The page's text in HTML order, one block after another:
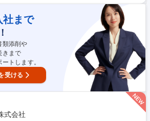
会社から紹介いただく商談を進めていきます。
く、お客様は本当に欲しいと思っているものを
●グループ会社との協業のため、メンテナンス
業務内容変更の範囲）当社業務全般 募集職
職】営業経験者歓迎/既存営業のみ/フレックス
社まで
類添削や
きまで
トします。
受ける
式会社